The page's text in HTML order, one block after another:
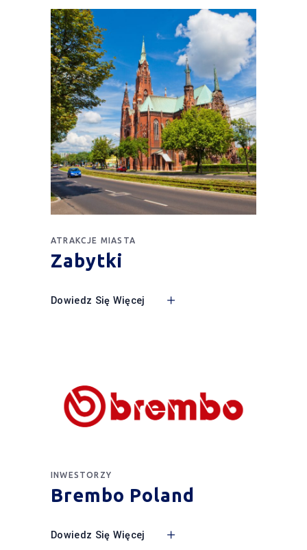
ATRAKCJE MIASTA
Zabytki
Dowiedz Się Więcej
INWESTORZY
Brembo Poland
Dowiedz Się Więcej